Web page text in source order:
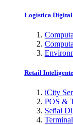
Logística Digital
Retail
iCity
POS &
Señal